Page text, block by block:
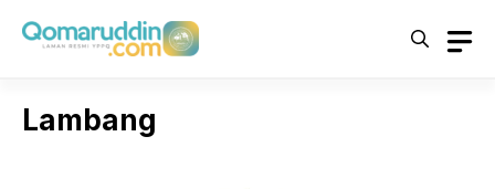
Lambang